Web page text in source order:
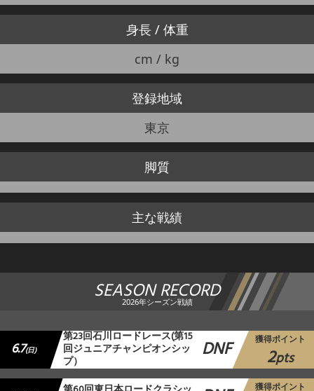
身長 / 体重
cm / kg
登録地域
東京
脚質
主な戦績
SEASON RECORD
2026年シーズン戦績
6.7(日)
第23回石川ロードレース(第15
回ジュニアチャンピオンシッ
プ） DNF 獲得ポイント
2pts
獲得ポイント